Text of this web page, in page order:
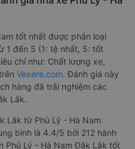
tốt nhất được phân loại
1 đến 5 (1: tệ nhất, 5: tốt
chí như: Chất lượng xe,
Vexere.com. Đánh giá này
hàng đã trải nghiệm các
Lắk.
Lắk từ Phủ Lý - Hà Nam
bình là 4.4/5 bởi 212 hành
Phủ Lý - Hà Nam Đắk Lắk tốt